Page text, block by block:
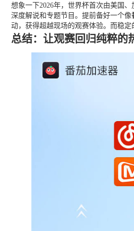
想象一下2026年，世界杯首次由美国
深度解说和专题节目。提前备好一个像
动，获得超越现场的观赛体验。而稳
总结：让观赛回归纯粹的